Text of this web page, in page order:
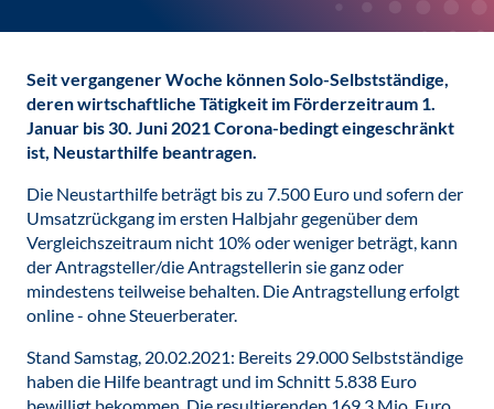
Seit vergangener Woche können Solo-Selbstständige,
deren wirtschaftliche Tätigkeit im Förderzeitraum 1.
Januar bis 30. Juni 2021 Corona-bedingt eingeschränkt
ist, Neustarthilfe beantragen.
Die Neustarthilfe beträgt bis zu 7.500 Euro und sofern der
Umsatzrückgang im ersten Halbjahr gegenüber dem
Vergleichszeitraum nicht 10% oder weniger beträgt, kann
der Antragsteller/die Antragstellerin sie ganz oder
mindestens teilweise behalten. Die Antragstellung erfolgt
online - ohne Steuerberater.
Stand Samstag, 20.02.2021: Bereits 29.000 Selbstständige
haben die Hilfe beantragt und im Schnitt 5.838 Euro